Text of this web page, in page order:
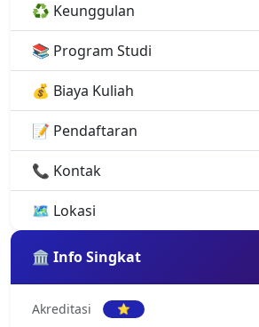
♻️ Keunggulan
📚 Program Studi
💰 Biaya Kuliah
📝 Pendaftaran
📞 Kontak
🗺️ Lokasi
🏛️ Info Singkat
Akreditasi ⭐